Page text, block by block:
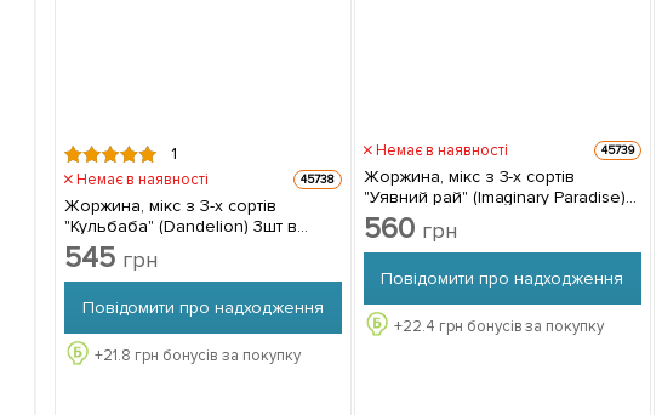
1
Немає в наявності 45738
Жоржина, мікс з 3-х сортів
"Кульбаба" (Dandelion) 3шт в
комплекті
545 грн
Повідомити про надходження
+21.8 грн бонусів за покупку
Немає в наявності 45739
Жоржина, мікс з 3-х сортів
"Уявний рай" (Imaginary Paradise)
3шт в комплекті
560 грн
Повідомити про надходження
+22.4 грн бонусів за покупку